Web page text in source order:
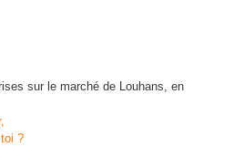
sur le marché de Louhans, en
?